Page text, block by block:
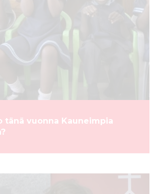
tänä vuonna Kauneimpia